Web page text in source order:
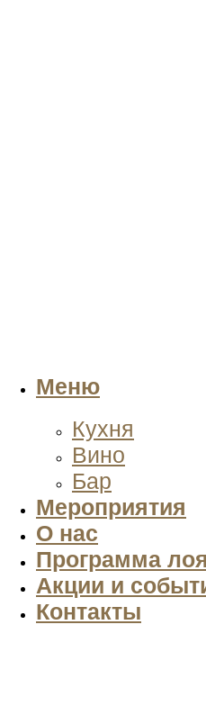
Меню
Кухня
Вино
Бар
Мероприятия
О нас
Программа
Акции и
Контакты